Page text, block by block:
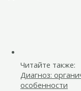
Читайте также:
Диагноз:
особенности